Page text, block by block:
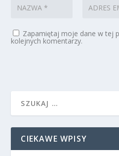
Zapamiętaj moje dane w tej
kolejnych komentarzy.
CIEKAWE WPISY